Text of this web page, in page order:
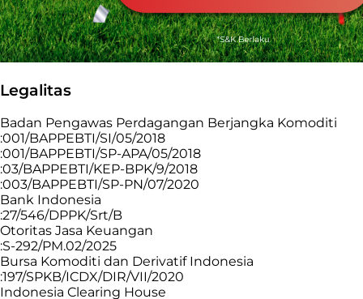
Legalitas
Badan Pengawas Perdagangan Berjangka Komoditi
:001/BAPPEBTI/SI/05/2018
:001/BAPPEBTI/SP-APA/05/2018
:03/BAPPEBTI/KEP-BPK/9/2018
:003/BAPPEBTI/SP-PN/07/2020
Bank Indonesia
:27/546/DPPK/Srt/B
Otoritas Jasa Keuangan
:S-292/PM.02/2025
Bursa Komoditi dan Derivatif Indonesia
:197/SPKB/ICDX/DIR/VII/2020
Indonesia Clearing House